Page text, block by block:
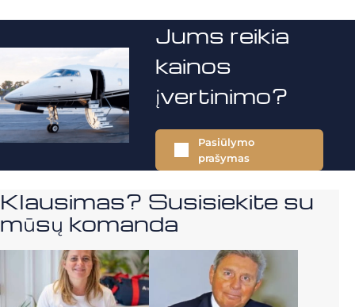
Jums reikia
kainos
įvertinimo?
Pasiūlymo
prašymas
Klausimas? Susisiekite su
mūsų komanda